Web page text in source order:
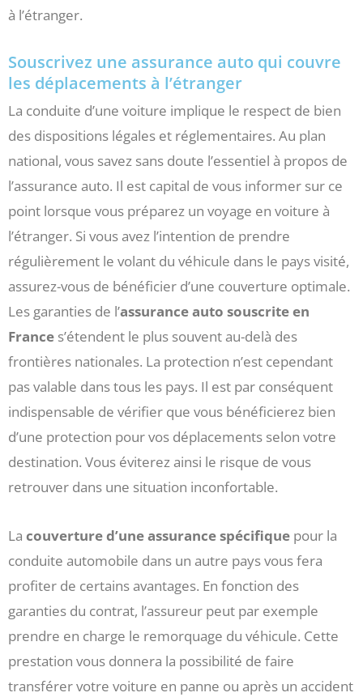
à l’étranger.
Souscrivez une assurance auto qui couvre
les déplacements à l’étranger
La conduite d’une voiture implique le respect de bien
des dispositions légales et réglementaires. Au plan
national, vous savez sans doute l’essentiel à propos de
l’assurance auto. Il est capital de vous informer sur ce
point lorsque vous préparez un voyage en voiture à
l’étranger. Si vous avez l’intention de prendre
régulièrement le volant du véhicule dans le pays visité,
assurez-vous de bénéficier d’une couverture optimale.
Les garanties de l’assurance auto souscrite en
France s’étendent le plus souvent au-delà des
frontières nationales. La protection n’est cependant
pas valable dans tous les pays. Il est par conséquent
indispensable de vérifier que vous bénéficierez bien
d’une protection pour vos déplacements selon votre
destination. Vous éviterez ainsi le risque de vous
retrouver dans une situation inconfortable.
La couverture d’une assurance spécifique pour la
conduite automobile dans un autre pays vous fera
profiter de certains avantages. En fonction des
garanties du contrat, l’assureur peut par exemple
prendre en charge le remorquage du véhicule. Cette
prestation vous donnera la possibilité de faire
transférer votre voiture en panne ou après un accident